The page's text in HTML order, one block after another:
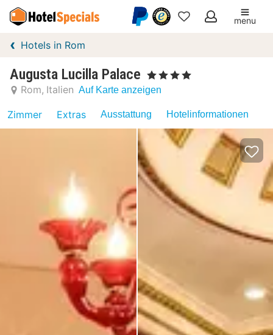
Meine
menu
Hotels in Rom
Augusta Lucilla Palace , 4 Sterne
Rom Italien Auf Karte anzeigen
Zimmer Extras Ausstattung Hotelinformationen